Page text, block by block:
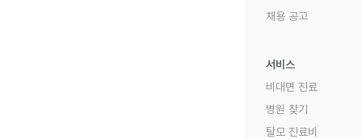
채용 공고
서비스
비대면 진료
병원 찾기
탈모 진료비